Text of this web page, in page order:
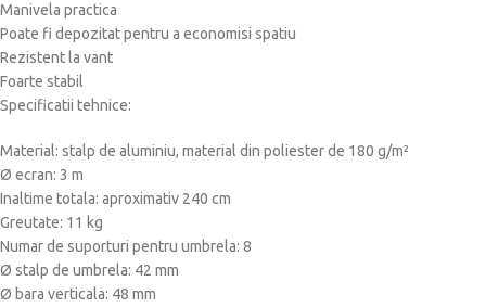
Manivela practica
Poate fi depozitat pentru a economisi spatiu
Rezistent la vant
Foarte stabil
Specificatii tehnice:
Material: stalp de aluminiu, material din poliester de 180 g/m²
Ø ecran: 3 m
Inaltime totala: aproximativ 240 cm
Greutate: 11 kg
Numar de suporturi pentru umbrela: 8
Ø stalp de umbrela: 42 mm
Ø bara verticala: 48 mm